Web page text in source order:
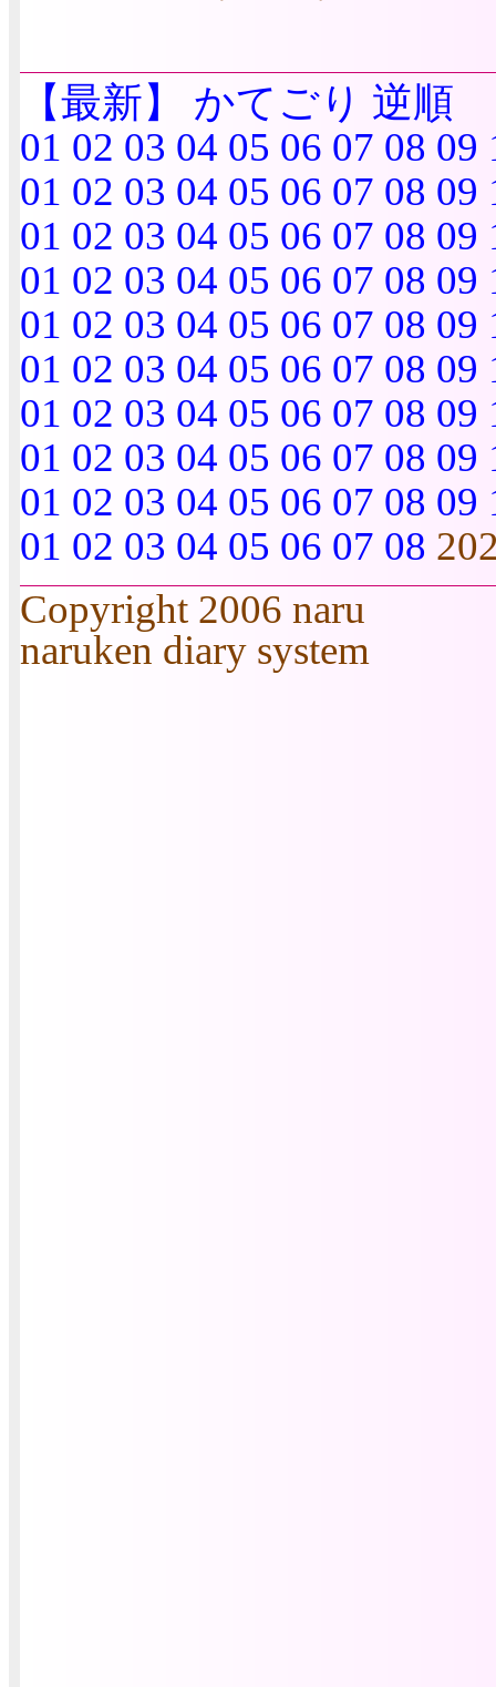
【最新】 かてごり 逆順
01 02 03 04 05 06 07 08 09
01 02 03 04 05 06 07 08 09
01 02 03 04 05 06 07 08 09
01 02 03 04 05 06 07 08 09
01 02 03 04 05 06 07 08 09
01 02 03 04 05 06 07 08 09
01 02 03 04 05 06 07 08 09
01 02 03 04 05 06 07 08 09
01 02 03 04 05 06 07 08 09
01 02 03 04 05 06 07 08
Copyright 2006 naru
naruken diary system